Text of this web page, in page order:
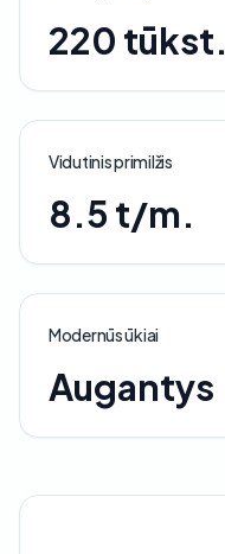
220 tūkst.
Vidutinis primilžis
8.5 t/m.
Modernūs ūkiai
Augantys